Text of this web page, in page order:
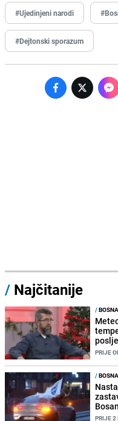
#Ujedinjeni narodi
#Dejtonski sporazum
/ Najčitanije
/
PRIJE
/
PRIJE